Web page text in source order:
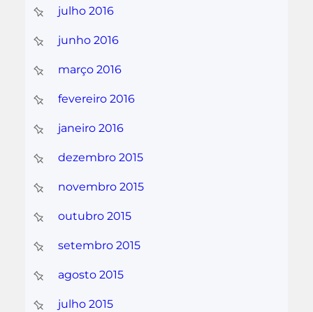
julho 2016
junho 2016
março 2016
fevereiro 2016
janeiro 2016
dezembro 2015
novembro 2015
outubro 2015
setembro 2015
agosto 2015
julho 2015